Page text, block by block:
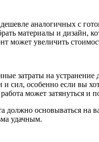
аналогичных с
материалы и дизайн,
может увеличить
затраты на
сил, особенно если вы
может затянуться и
должно основываться
удачным.